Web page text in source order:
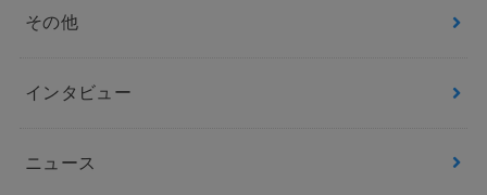
その他
インタビュー
ニュース